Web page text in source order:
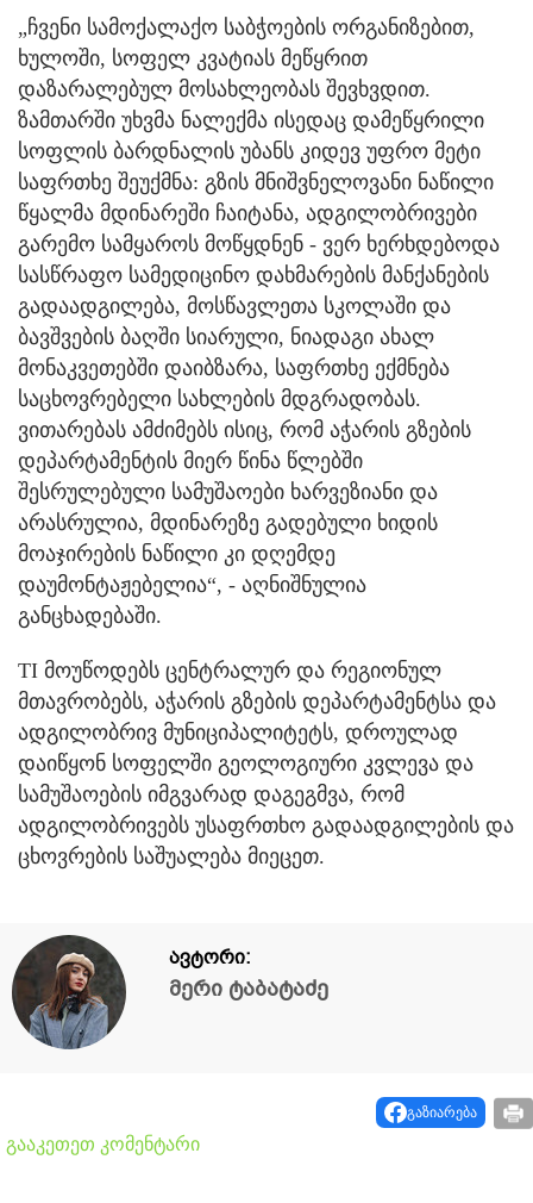
„ჩვენი სამოქალაქო საბჭოების ორგანიზებით,
ხულოში, სოფელ კვატიას მეწყრით
დაზარალებულ მოსახლეობას შევხვდით.
ზამთარში უხვმა ნალექმა ისედაც დამეწყრილი
სოფლის ბარდნალის უბანს კიდევ უფრო მეტი
საფრთხე შეუქმნა: გზის მნიშვნელოვანი ნაწილი
წყალმა მდინარეში ჩაიტანა, ადგილობრივები
გარემო სამყაროს მოწყდნენ - ვერ ხერხდებოდა
სასწრაფო სამედიცინო დახმარების მანქანების
გადაადგილება, მოსწავლეთა სკოლაში და
ბავშვების ბაღში სიარული, ნიადაგი ახალ
მონაკვეთებში დაიბზარა, საფრთხე ექმნება
საცხოვრებელი სახლების მდგრადობას.
ვითარებას ამძიმებს ისიც, რომ აჭარის გზების
დეპარტამენტის მიერ წინა წლებში
შესრულებული სამუშაოები ხარვეზიანი და
არასრულია, მდინარეზე გადებული ხიდის
მოაჯირების ნაწილი კი დღემდე
დაუმონტაჟებელია“, - აღნიშნულია
განცხადებაში.
TI მოუწოდებს ცენტრალურ და რეგიონულ
მთავრობებს, აჭარის გზების დეპარტამენტსა და
ადგილობრივ მუნიციპალიტეტს, დროულად
დაიწყონ სოფელში გეოლოგიური კვლევა და
სამუშაოების იმგვარად დაგეგმვა, რომ
ადგილობრივებს უსაფრთხო გადაადგილების და
ცხოვრების საშუალება მიეცეთ.
ავტორი:
მერი ტაბატაძე
გაზიარება
გააკეთეთ კომენტარი